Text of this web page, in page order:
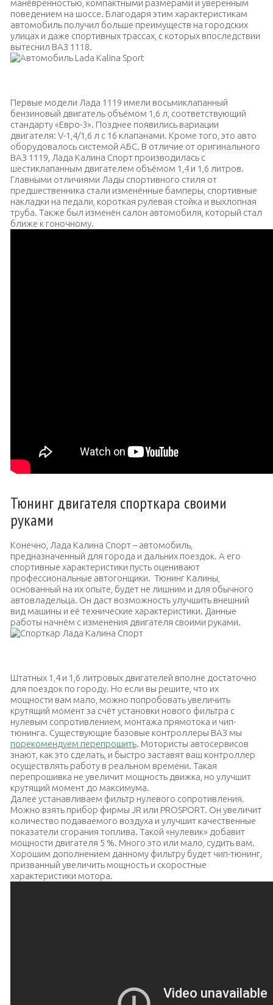
манёвренностью, компактными размерами и уверенным
поведением на шоссе. Благодаря этим характеристикам
автомобиль получил больше преимуществ на городских
улицах и даже спортивных трассах, с которых впоследствии
вытеснил ВАЗ 1118.
Первые модели Лада 1119 имели восьмиклапанный
бензиновый двигатель объёмом 1,6 л, соответствующий
стандарту «Евро-3». Позднее появились вариации
двигателя: V-1,4/1,6 л с 16 клапанами. Кроме того, это авто
оборудовалось системой АБС. В отличие от оригинального
ВАЗ 1119, Лада Калина Спорт производилась с
шестиклапанным двигателем объёмом 1,4 и 1,6 литров.
Главными отличиями Лады спортивного стиля от
предшественника стали изменённые бамперы, спортивные
накладки на педали, короткая рулевая стойка и выхлопная
труба. Также был изменён салон автомобиля, который стал
ближе к гоночному.
Тюнинг двигателя спорткара своими
руками
Конечно, Лада Калина Спорт – автомобиль,
предназначенный для города и дальних поездок. А его
спортивные характеристики пусть оценивают
профессиональные автогонщики. Тюнинг Калины,
основанный на их опыте, будет не лишним и для обычного
автовладельца. Он даст возможность улучшить внешний
вид машины и её технические характеристики. Данные
работы начнём с изменения двигателя своими руками.
Штатных 1,4 и 1,6 литровых двигателей вполне достаточно
для поездок по городу. Но если вы решите, что их
мощности вам мало, можно попробовать увеличить
крутящий момент за счёт установки нового фильтра с
нулевым сопротивлением, монтажа прямотока и чип-
тюнинга. Существующие базовые контроллеры ВАЗ мы
порекомендуем перепрошить. Мотористы автосервисов
знают, как это сделать, и быстро заставят ваш контроллер
осуществлять работу в реальном времени. Такая
перепрошивка не увеличит мощность движка, но улучшит
крутящий момент до максимума.
Далее устанавливаем фильтр нулевого сопротивления.
Можно взять прибор фирмы JR или PROSPORT. Он увеличит
количество подаваемого воздуха и улучшит качественные
показатели сгорания топлива. Такой «нулевик» добавит
мощности двигателя 5 %. Много это или мало, судить вам.
Хорошим дополнением данному фильтру будет чип-тюнинг,
призванный увеличить мощность и скоростные
характеристики мотора.